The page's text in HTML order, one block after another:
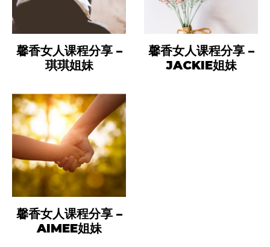
馨香女人课程分享 –
琪琪姐妹
馨香女人课程分享 –
JACKIE姐妹
馨香女人课程分享 –
AIMEE姐妹